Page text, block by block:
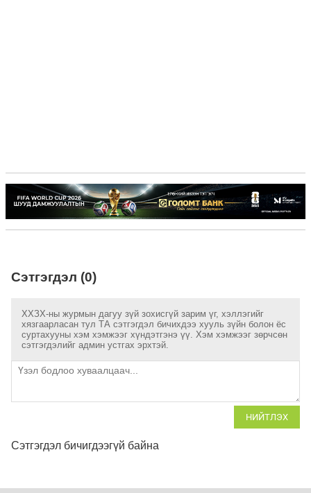
Сэтгэгдэл (0)
ХХЗХ-ны журмын дагуу зүй зохисгүй зарим үг, хэллэгийг
хязгаарласан тул ТА сэтгэгдэл бичихдээ хууль зүйн болон ёс
суртахууны хэм хэмжээг хүндэтгэнэ үү. Хэм хэмжээг зөрчсөн
сэтгэгдэлийг админ устгах эрхтэй.
НИЙТЛЭХ
Сэтгэгдэл бичигдээгүй байна